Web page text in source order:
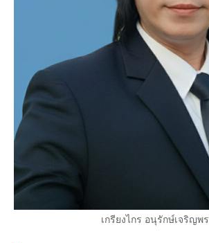
เกรียงไกร อนุรักษ์เจริญพร